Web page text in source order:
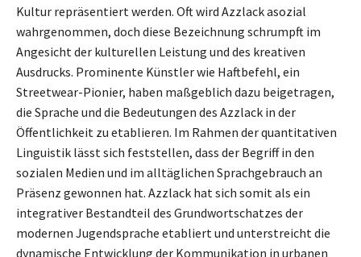
Kultur repräsentiert werden. Oft wird Azzlack asozial
wahrgenommen, doch diese Bezeichnung schrumpft im
Angesicht der kulturellen Leistung und des kreativen
Ausdrucks. Prominente Künstler wie Haftbefehl, ein
Streetwear-Pionier, haben maßgeblich dazu beigetragen,
die Sprache und die Bedeutungen des Azzlack in der
Öffentlichkeit zu etablieren. Im Rahmen der quantitativen
Linguistik lässt sich feststellen, dass der Begriff in den
sozialen Medien und im alltäglichen Sprachgebrauch an
Präsenz gewonnen hat. Azzlack hat sich somit als ein
integrativer Bestandteil des Grundwortschatzes der
modernen Jugendsprache etabliert und unterstreicht die
dynamische Entwicklung der Kommunikation in urbanen